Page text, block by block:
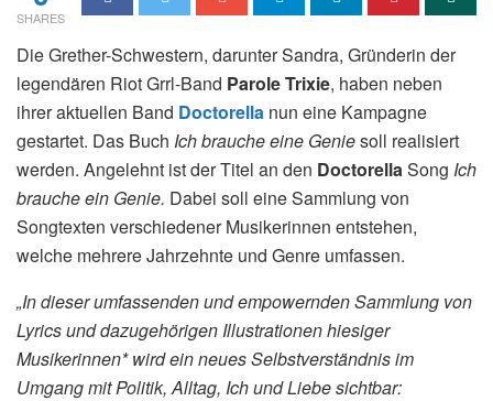
SHARES
Die Grether-Schwestern, darunter Sandra, Gründerin der
legendären Riot Grrl-Band Parole Trixie, haben neben
ihrer aktuellen Band Doctorella nun eine Kampagne
gestartet. Das Buch Ich brauche eine Geniesoll realisiert
werden. Angelehnt ist der Titel an den DoctorellaSong Ich
brauche ein Genie. Dabei soll eine Sammlung von
Songtexten verschiedener Musikerinnen entstehen,
welche mehrere Jahrzehnte und Genre umfassen.
„In dieser umfassenden und empowernden Sammlung von
Lyrics und dazugehörigen Illustrationen hiesiger
Musikerinnen* wird ein neues Selbstverständnis im
Umgang mit Politik, Alltag, Ich und Liebe sichtbar: